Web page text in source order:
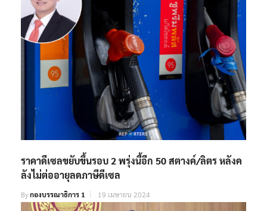
ราคาดีเซลขยับขึ้นรอบ 2 พรุ่งนี้อีก 50 สตางค์/ลิตร หลังค
ลังไม่ต่ออายุลดภาษีดีเซล
Byกองบรรณาธิการ 1 19 เมษายน 2024